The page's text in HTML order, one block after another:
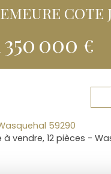
COTE
350 000 €
59290
à vendre, 12 pièces -